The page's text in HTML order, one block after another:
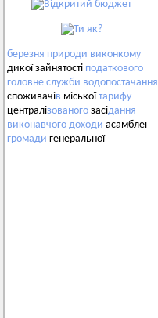
березня природи виконкому
дикої зайнятості податкового
головне служби водопостачання
споживачів міськоїтарифу
централізованого засідання
виконавчого доходи асамблеї
громади генеральної